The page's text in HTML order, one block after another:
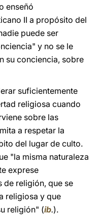
enseñó
II a propósito del
puede ser
y no se le
su conciencia, sobre
suficientemente
religiosa cuando
sobre las
a respetar la
del lugar de culto.
"la misma naturaleza
exprese
de religión, que se
religiosa y que
religión" (ib.).